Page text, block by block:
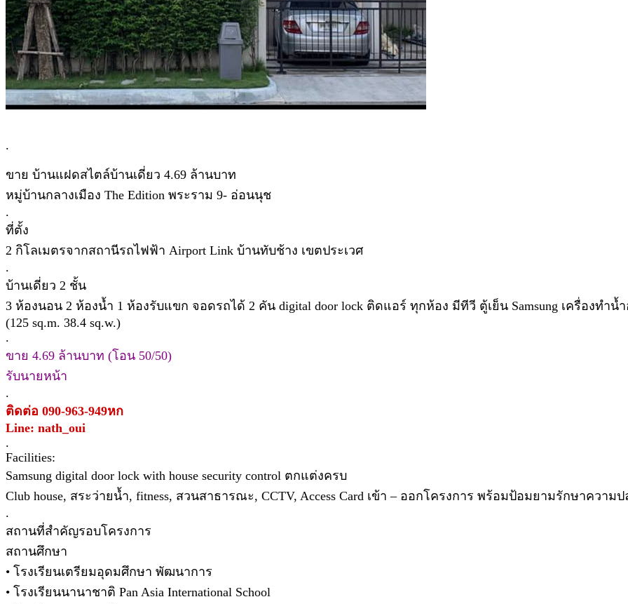
.
ขาย บ้านแฝดสไตล์บ้านเดี่ยว 4.69 ล้านบาท
หมู่บ้านกลางเมือง The Edition พระราม 9- อ่อนนุช
.
ที่ตั้ง
2 กิโลเมตรจากสถานีรถไฟฟ้า Airport Link บ้านทับช้าง เขตประเวศ
.
บ้านเดี่ยว 2 ชั้น
3 ห้องนอน 2 ห้องน้ำ 1 ห้องรับแขก จอดรถได้ 2 คัน digital door lock ติดแอร์ ทุกห้อง มีทีวี ตู้เย็น Samsung เครื่องทำน้
(125 sq.m. 38.4 sq.w.)
.
ขาย 4.69 ล้านบาท (โอน 50/50)
รับนายหน้า
.
ติดต่อ 090-963-949หก
Line: nath_oui
.
Facilities:
Samsung digital door lock with house security control ตกแต่งครบ
Club house, สระว่ายน้ำ, fitness, สวนสาธารณะ, CCTV, Access Card เข้า – ออกโครงการ พร้อมป้อมยามรักษาความ
.
สถานที่สำคัญรอบโครงการ
สถานศึกษา
• โรงเรียนเตรียมอุดมศึกษา พัฒนาการ
• โรงเรียนนานาชาติ Pan Asia International School